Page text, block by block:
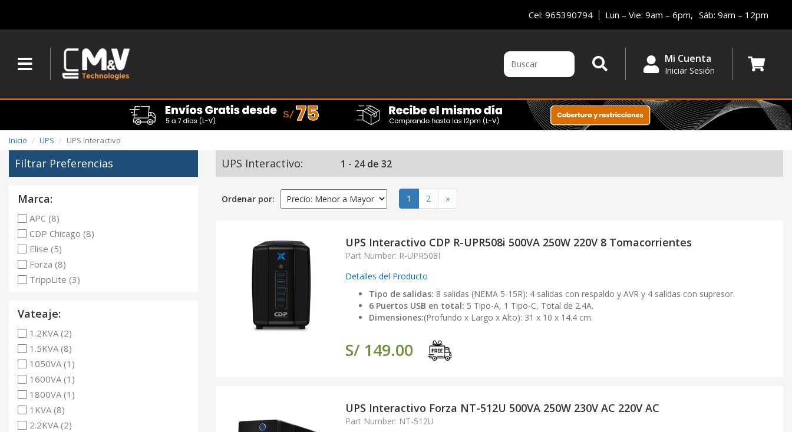
Cel: 965390794 Lun – Vie: 9am – 6pm, Sáb: 9am – 12pm
Mi Cuenta
Iniciar Sesión
Inicio UPS UPS Interactivo
Filtrar Preferencias
Marca:
APC (8)
CDP Chicago (8)
Elise (5)
Forza (8)
TrippLite (3)
Vateaje:
1.2KVA (2)
1.5KVA (8)
1050VA (1)
1600VA (1)
1800VA (1)
1KVA (8)
2.2KVA (2)
UPS Interactivo: 1 - 24 de 32
Ordenar por: 1 (actual)
2 »
UPS Interactivo CDP R-UPR508i 500VA 250W 220V 8 Tomacorrientes
Part Number: R-UPR508I
Detalles del Producto
Tipo de salidas: 8 salidas (NEMA 5-15R): 4 salidas con respaldo y AVR y 4 salidas con supresor.
6 Puertos USB en total: 5 Tipo-A, 1 Tipo-C, Total de 2.4A.
Dimensiones:(Profundo x Largo x Alto): 31 x 10 x 14.4 cm.
S/ 149.00
UPS Interactivo Forza NT-512U 500VA 250W 230V AC 220V AC
Part Number: NT-512U